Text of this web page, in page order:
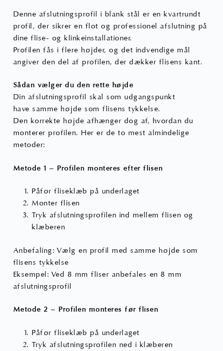
Denne afslutningsprofil i blank stål er en kvartrundt
profil, der sikrer en flot og professionel afslutning på
dine flise- og klinkeinstallationer.
Profilen fås i flere højder, og det indvendige mål
angiver den del af profilen, der dækker flisens kant.
Sådan vælger du den rette højde
Din afslutningsprofil skal som udgangspunkt
have samme højde som flisens tykkelse.
Den korrekte højde afhænger dog af, hvordan du
monterer profilen. Her er de to mest almindelige
metoder:
Metode 1 – Profilen monteres efter flisen
Påfør fliseklæb på underlaget
Monter flisen
Tryk afslutningsprofilen ind mellem flisen og
klæberen
Anbefaling: Vælg en profil med samme højde som
flisens tykkelse
Eksempel: Ved 8 mm fliser anbefales en 8 mm
afslutningsprofil
Metode 2 – Profilen monteres før flisen
Påfør fliseklæb på underlaget
Tryk afslutningsprofilen ned i klæberen